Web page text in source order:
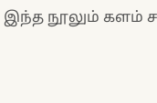
இந்த நூலும் களம்